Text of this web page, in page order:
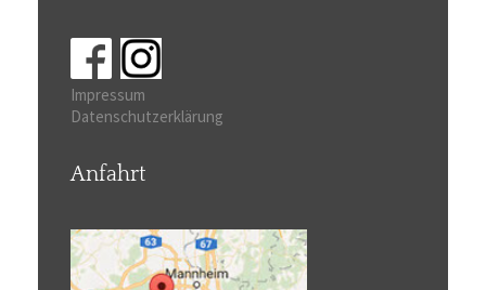
Impressum
Datenschutzerklärung
Anfahrt